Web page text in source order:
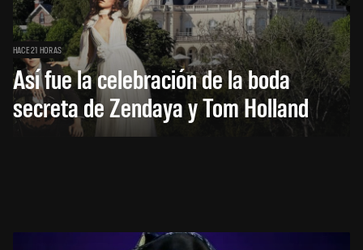
HACE 21 HORAS
Así fue la celebración de la boda
secreta de Zendaya y Tom Holland